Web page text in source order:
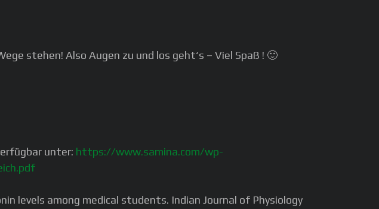
stehen! Also Augen zu und los geht‘s – Viel Spaß ! 🙂
unter: https://www.samina.com/wp-
levels among medical students. Indian Journal of Physiology